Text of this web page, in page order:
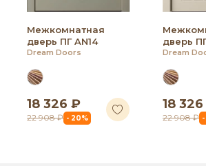
Межкомнатная
дверь ПГ AN14
Dream Doors
18 326 ₽
22 908 ₽ - 20%
дверь
Dream
18
22 908 ₽